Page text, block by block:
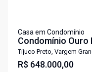
Casa em Condomínio
Condomínio
Tijuco Preto, Vargem
R$ 648.000,00